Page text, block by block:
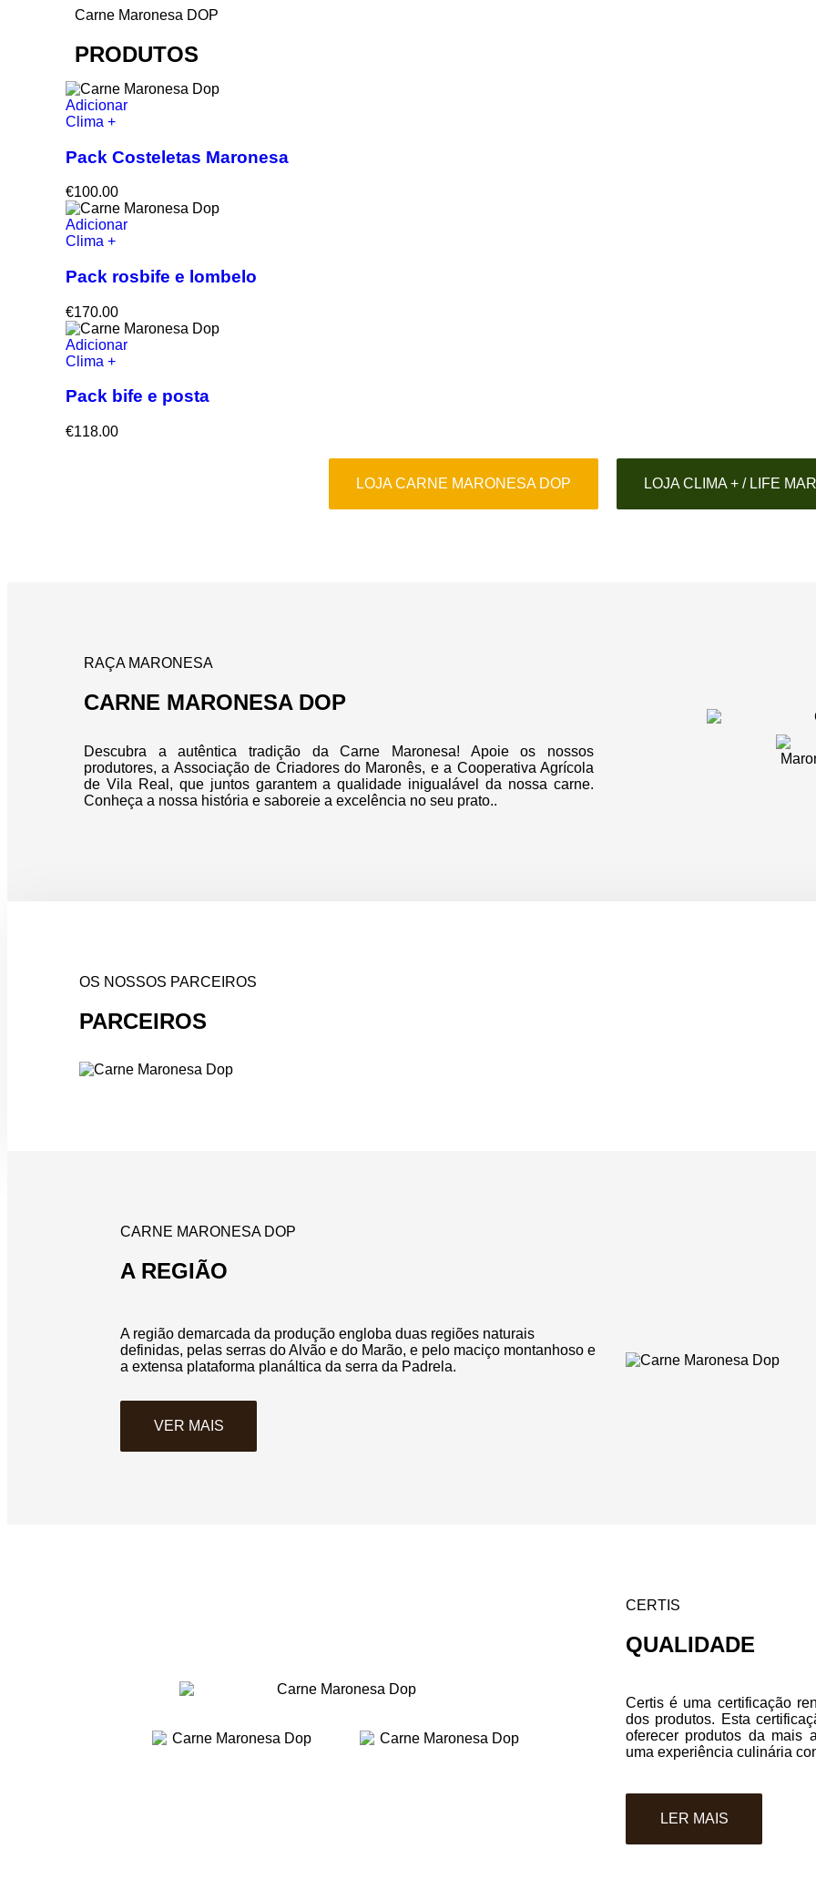
Carne Maronesa DOP
PRODUTOS
Adicionar
Clima +
Pack Costeletas Maronesa
€100.00
Adicionar
Clima +
Pack rosbife e lombelo
€170.00
Adicionar
Clima +
Pack bife e posta
€118.00
LOJA CARNE MARONESA DOP LOJA CLIMA + / LIFE
RAÇA MARONESA
CARNE MARONESA DOP
Descubra a autêntica tradição da Carne Maronesa! Apoie os nossos
produtores, a Associação de Criadores do Maronês, e a Cooperativa Agrícola
de Vila Real, que juntos garantem a qualidade inigualável da nossa carne.
Conheça a nossa história e saboreie a excelência no seu prato..
OS NOSSOS PARCEIROS
PARCEIROS
CARNE MARONESA DOP
A REGIÃO
A região demarcada da produção engloba duas regiões naturais
definidas, pelas serras do Alvão e do Marão, e pelo maciço montanhoso e
a extensa plataforma planáltica da serra da Padrela.
VER MAIS
CERTIS
QUALIDADE
Certis é uma certificação
dos produtos. Esta
oferecer produtos da mais
uma experiência culinária
LER MAIS